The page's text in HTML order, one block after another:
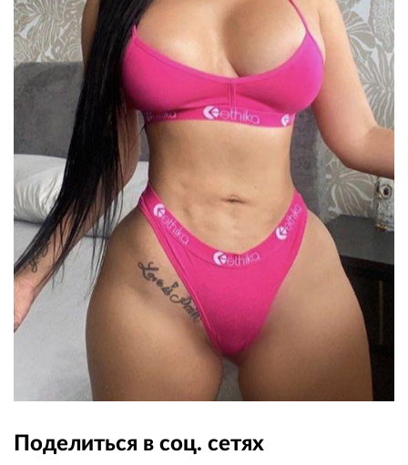
Поделиться в соц. сетях